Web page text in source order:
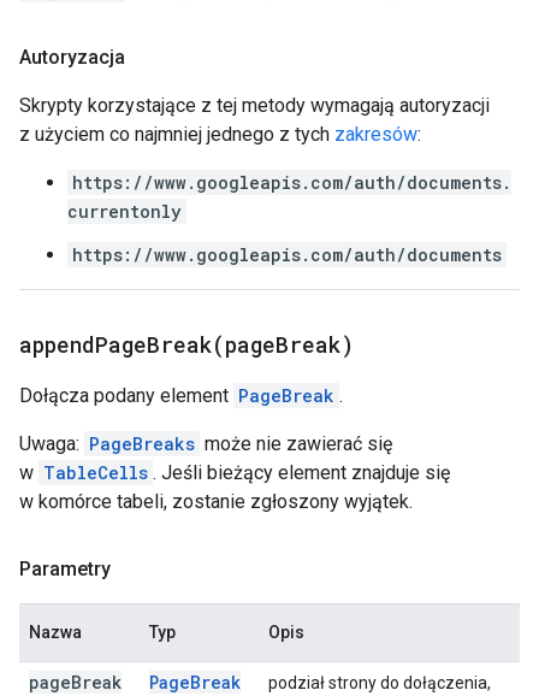
Autoryzacja
Skrypty korzystające z tej metody wymagają autoryzacji
z użyciem co najmniej jednego z tych zakresów:
https://www.googleapis.com/auth/documents.
currentonly
https://www.googleapis.com/auth/documents
appendPageBreak(pageBreak)
Dołącza podany element PageBreak .
Uwaga: PageBreaks może nie zawierać się
w TableCells . Jeśli bieżący element znajduje się
w komórce tabeli, zostanie zgłoszony wyjątek.
Parametry
Nazwa Typ Opis
pageBreak PageBreak podział strony do dołączenia,